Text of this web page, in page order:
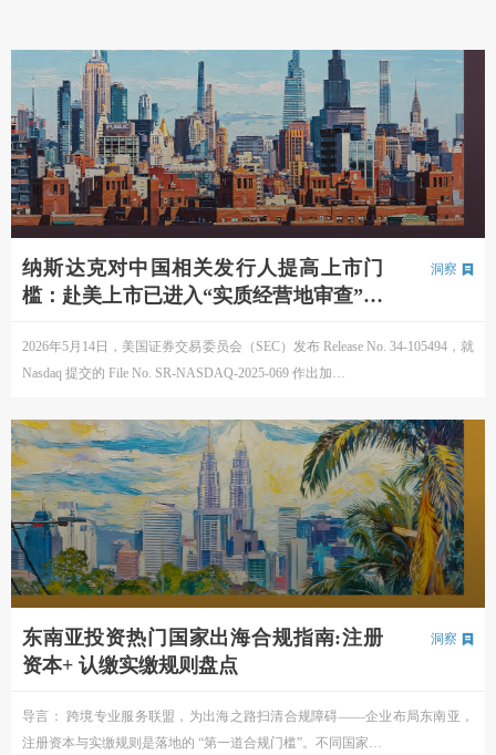
纳斯达克对中国相关发行人提高上市门
槛：赴美上市已进入“实质经营地审查”阶
洞察
2026年5月14日，美国证券交易委员会（SEC）发布 Release No. 34-105494，就
Nasdaq 提交的 File No. SR-NASDAQ-2025-069 作出加…
东南亚投资热门国家出海合规指南:注册
资本+ 认缴实缴规则盘点
洞察
导言： 跨境专业服务联盟，为出海之路扫清合规障碍——企业布局东南亚，
注册资本与实缴规则是落地的 “第一道合规门槛”。不同国家…